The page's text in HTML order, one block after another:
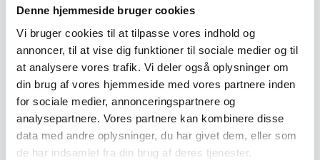
Denne hjemmeside bruger cookies
Vi bruger cookies til at tilpasse vores indhold og
annoncer, til at vise dig funktioner til sociale medier og til
at analysere vores trafik. Vi deler også oplysninger om
din brug af vores hjemmeside med vores partnere inden
for sociale medier, annonceringspartnere og
analysepartnere. Vores partnere kan kombinere disse
data med andre oplysninger, du har givet dem, eller som
de har indsamlet fra din brug af deres tjenester.
Handsker
Kemi håndtering
Plejeprodukter
Sikkerhedsfodtøj
Sandal
Sko
Støvler
Valg af sikkerhedssko
Skadedyrsbekæmpelse